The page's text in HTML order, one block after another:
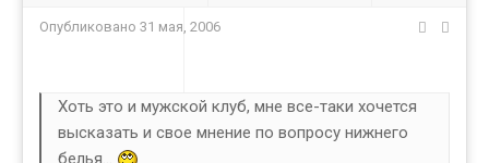
Опубликовано 31 мая, 2006
Хоть это и мужской клуб, мне все-таки хочется
высказать и свое мнение по вопросу нижнего
белья...